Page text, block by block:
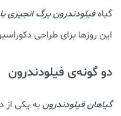
گیاهفیلودندرون برگ انجیری
این روزها برای طراحی
دو گونه‌ی فیلودندرون
گیاهان فیلودندرونبه یکی